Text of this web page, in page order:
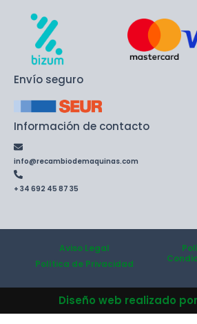
Envío seguro
Información de contacto
info@recambiodemaquinas.com
+ 34 692 45 87 35
Aviso Legal
Política de Privacidad
Diseño web realizado